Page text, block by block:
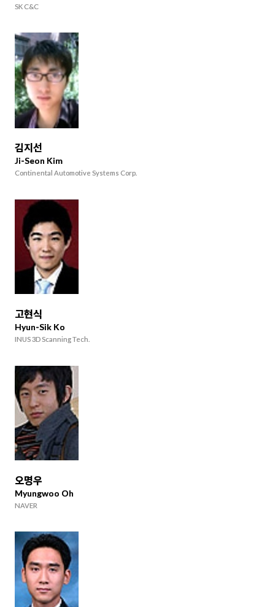
SK C&C
김지선
Ji-Seon Kim
Continental Automotive Systems Corp.
고현식
Hyun-Sik Ko
INUS 3D Scanning Tech.
오명우
Myungwoo Oh
NAVER